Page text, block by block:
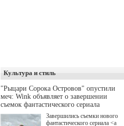
Культура и стиль
"Рыцари Сорока Островов" опустили
меч: Wink объявляет о завершении
съемок фантастического сериала
Завершились съемки нового
фантастического сериала <a